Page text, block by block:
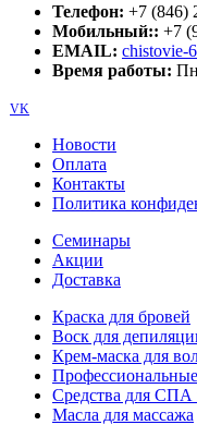
Телефон: +7 (846)
Мобильный:: +7
EMAIL: chistovie-
Время работы:
VK
Новости
Оплата
Контакты
Политика
Семинары
Акции
Доставка
Краска для бровей
Воск для
Крем-маска для
Средства для СПА
Масла для массажа